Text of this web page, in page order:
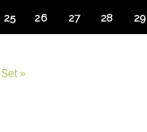
25 26 27 28 29
Set »